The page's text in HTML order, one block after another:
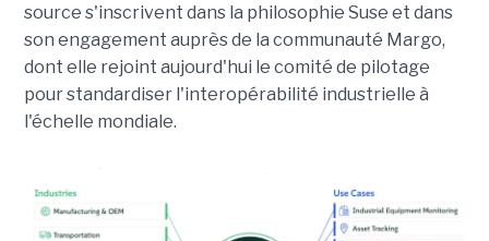
source s'inscrivent dans la philosophie Suse et dans
son engagement auprès de la communauté Margo,
dont elle rejoint aujourd'hui le comité de pilotage
pour standardiser l'interopérabilité industrielle à
l'échelle mondiale.